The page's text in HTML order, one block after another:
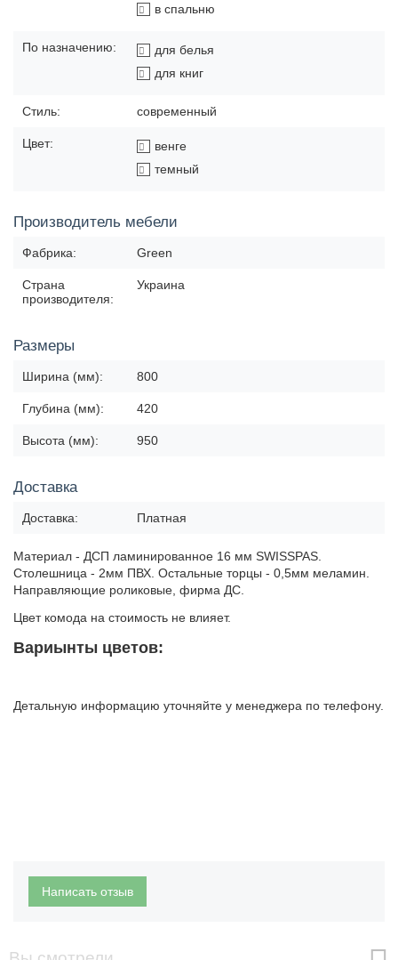
в спальню
По назначению:
для белья
для книг
Стиль: современный
Цвет:
венге
темный
Производитель мебели
Фабрика: Green
Страна
производителя:
Украина
Размеры
Ширина (мм): 800
Глубина (мм): 420
Высота (мм): 950
Доставка
Доставка: Платная
Материал - ДСП ламинированное 16 мм SWISSPAS.
Столешница - 2мм ПВХ. Остальные торцы - 0,5мм меламин.
Направляющие роликовые, фирма ДС.
Цвет комода на стоимость не влияет.
Вариынты цветов:
Детальную информацию уточняйте у менеджера по телефону.
Написать отзыв